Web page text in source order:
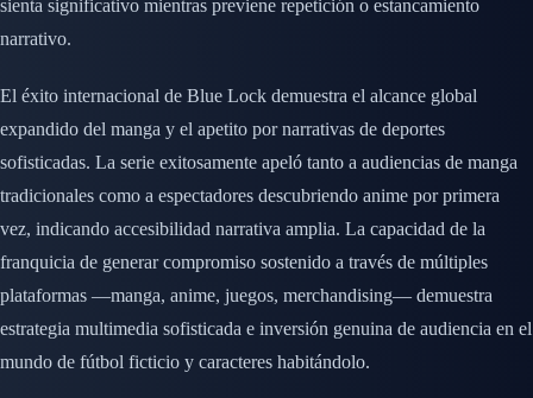
sienta significativo mientras previene repetición o estancamiento
narrativo.
El éxito internacional de Blue Lock demuestra el alcance global
expandido del manga y el apetito por narrativas de deportes
sofisticadas. La serie exitosamente apeló tanto a audiencias de manga
tradicionales como a espectadores descubriendo anime por primera
vez, indicando accesibilidad narrativa amplia. La capacidad de la
franquicia de generar compromiso sostenido a través de múltiples
plataformas —manga, anime, juegos, merchandising— demuestra
estrategia multimedia sofisticada e inversión genuina de audiencia en el
mundo de fútbol ficticio y caracteres habitándolo.